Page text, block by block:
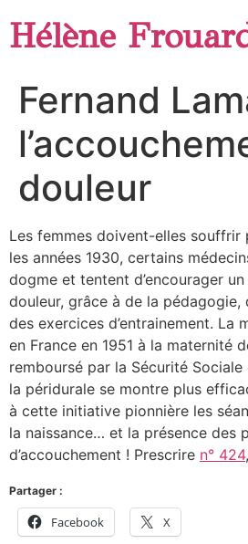
Hélène
Fernand
douleur
Les femmes doivent-elles souffrir
les années 1930, certains
dogme et tentent d’encourager
douleur, grâce à de la pédagogie,
des exercices d’entrainement. La
en France en 1951 à la maternité
remboursé par la Sécurité Sociale
la péridurale se montre plus
à cette initiative pionnière les
la naissance… et la présence des
d’accouchement ! Prescrire n° 424
Partager :
Facebook X